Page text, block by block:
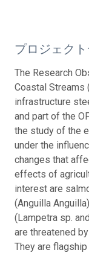
プロジェク
The Research
Coastal Streams
infrastructure
and part of the
the study of the
under the
changes that
effects of
interest are
(Anguilla
(Lampetra sp.
are threatened
They are